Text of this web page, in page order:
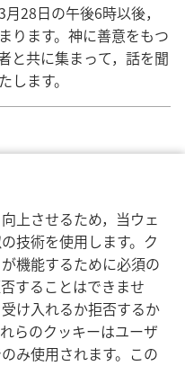
上させるため，当ウェ
技術を使用します。ク
機能するために必須の
することはできませ
け入れるか拒否するか
らのクッキーはユーザ
み使用されます。この
28日の午後6時以後，
ります。神に善意をもつ
と共に集まって，話を聞
ます。
する 設定
Tract Society of Pennsylvania
プライバシー設定
JW.ORG